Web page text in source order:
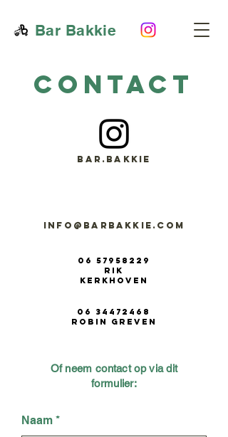
Bar Bakkie
CONTACT
Bar.bakkie
info@barbakkie.com
06 57958229
Rik
Kerkhoven
06 34472468
Robin Greven
Of neem contact op via dit
formulier:
Naam